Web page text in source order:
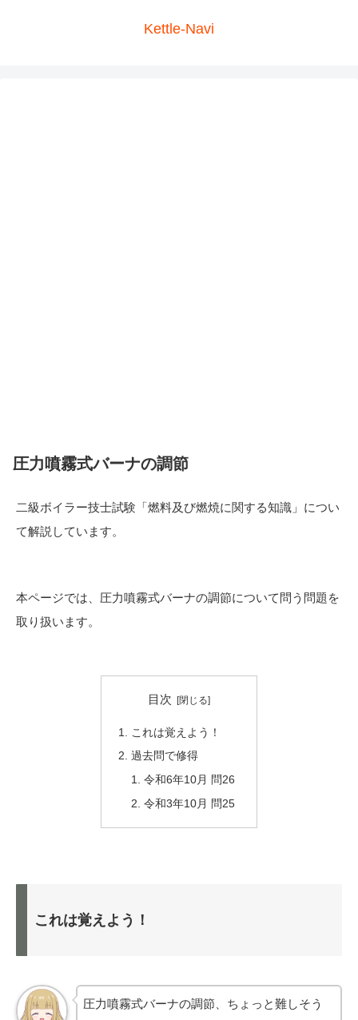
Kettle-Navi
圧力噴霧式バーナの調節
二級ボイラー技士試験「燃料及び燃焼に関する知識」につい
て解説しています。
本ページでは、圧力噴霧式バーナの調節について問う問題を
取り扱います。
目次
これは覚えよう！
過去問で修得
令和6年10月 問26
令和3年10月 問25
これは覚えよう！
圧力噴霧式バーナの調節、ちょっと難しそう